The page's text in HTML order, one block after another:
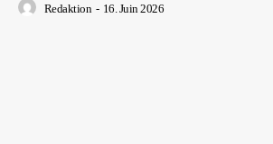
Redaktion - 16. Juin 2026